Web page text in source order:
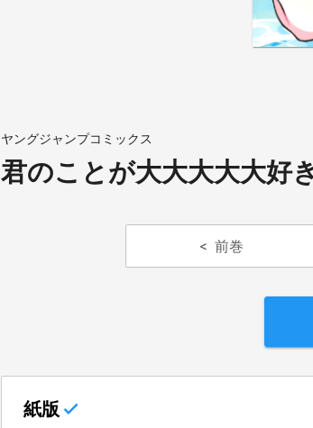
ヤングジャンプコミックス
君のことが大大大大大好
前巻
紙版